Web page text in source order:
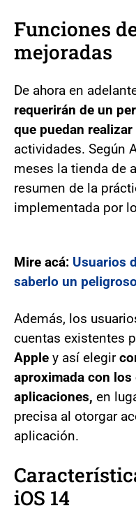
Funciones
mejoradas
De ahora en
requerirán de un
que puedan
actividades. Según
meses la tienda de
resumen de la
implementada por
Mire acá: Usuarios
saberlo un
Además, los
cuentas existentes
Apple y así elegir
aproximada con
aplicaciones, en
precisa al otorgar
aplicación.
iOS 14